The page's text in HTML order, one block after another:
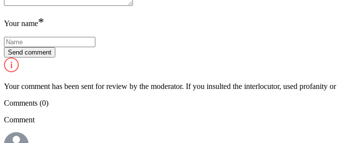
Your name*
Your comment has been sent for review by the moderator. If you insulted the interlocutor, used profanity
Comments (0)
Comment